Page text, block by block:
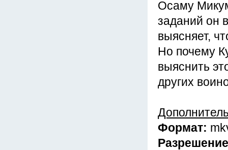
Осаму
заданий он
выясняет,
Но почему
выяснить
других
Формат: